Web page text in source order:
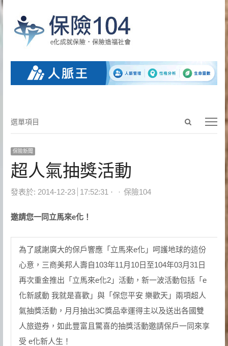
Open
search
選
項
目
選單項目
保險新聞
超人氣抽獎活動
發表於: 2014-12-23 17:52:31 Author
保險104
邀請您一同立馬來e化！
為了感謝廣大的保戶響應「立馬來e化」呵護地球的這份
心意，三商美邦人壽自103年11月10日至104年03月31日
再次重金推出「立馬來e化2」活動，新一波活動包括「e
化新感動 我就是喜歡」與「保您平安 樂歡天」兩項超人
氣抽獎活動，月月抽出3C獎品幸運得主以及送出各國雙
人旅遊券，如此豐富且驚喜的抽獎活動邀請保戶一同來享
受 e化新人生！